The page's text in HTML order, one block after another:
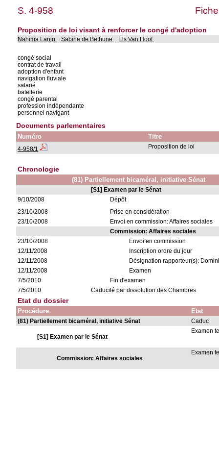
S. 4-958
Proposition de loi visant à renforcer le congé d'adoption
Nahima Lanjri Sabine de Bethune Els Van Hoof
congé social
contrat de travail
adoption d'enfant
navigation fluviale
salarié
batellerie
congé parental
profession indépendante
personnel navigant
Documents parlementaires
Numéro Titre
4-958/1 Proposition de loi
Chronologie
(81) Partiellement bicaméral, initiative Sénat
[S1] Examen par le Sénat
9/10/2008
Dépôt
23/10/2008
Prise en considération
23/10/2008
Envoi en commission: Affaires sociales
Commission: Affaires sociales
23/10/2008
Envoi en commission
12/11/2008
Inscription ordre du jour
12/11/2008
Désignation rapporteur(s):
12/11/2008
Examen
7/5/2010
Fin d'examen
7/5/2010
Caducité par dissolution des Chambres
Etat du dossier
Procédure Etat
(81) Partiellement bicaméral, initiative Sénat Caduc
[S1] Examen par le Sénat
Examen
Commission: Affaires sociales
Examen